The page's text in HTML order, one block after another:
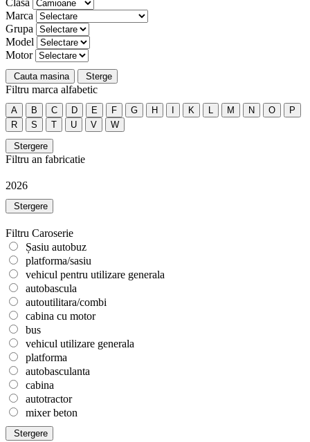
Clasa
Marca
Grupa
Model
Motor
Cauta masina Sterge
Filtru marca alfabetic
A B C D E F G H K L M N O
P
R
S T U V W
Stergere
Filtru an fabricatie
2026
Stergere
Filtru Caroserie
Șasiu autobuz
platforma/sasiu
vehicul pentru utilizare generala
autobascula
autoutilitara/combi
cabina cu motor
bus
vehicul utilizare generala
platforma
autobasculanta
cabina
autotractor
mixer beton
Stergere